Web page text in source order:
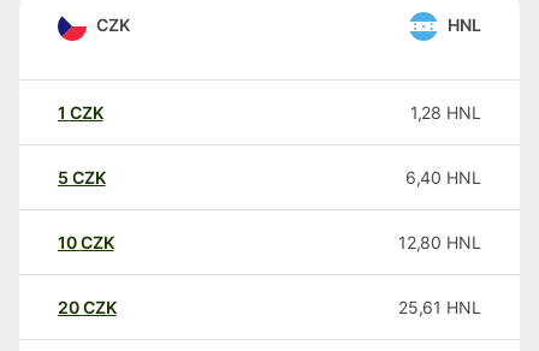
CZK HNL
1 CZK 1,28 HNL
5 CZK 6,40 HNL
10CZK 12,80 HNL
20CZK 25,61 HNL